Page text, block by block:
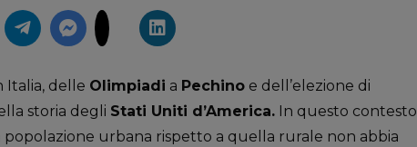
Italia, delle Olimpiadi a Pechinoe dell’elezione di
storia degli Stati Uniti d’America.In questo contesto
popolazione urbana rispetto a quella rurale non abbia